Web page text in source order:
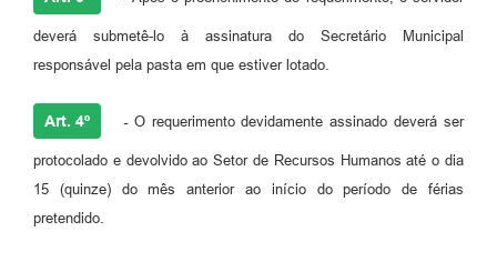
deverá submetê-lo à assinatura do Secretário Municipal
responsável pela pasta em que estiver lotado.
Art. 4º - O requerimento devidamente assinado deverá ser
protocolado e devolvido ao Setor de Recursos Humanos até o dia
15 (quinze) do mês anterior ao início do período de férias
pretendido.